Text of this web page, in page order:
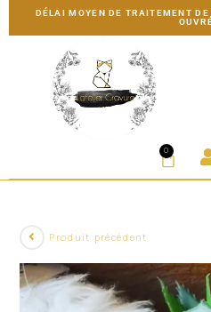
DÉLAI MOYEN DE TRAITEMENT
0
Produit précédent